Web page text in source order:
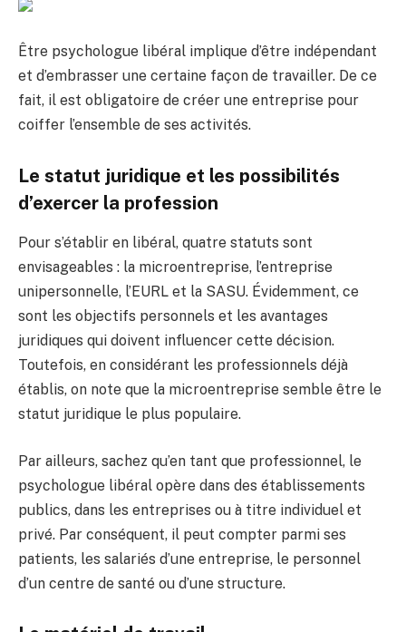
Être psychologue libéral implique d’être indépendant
et d’embrasser une certaine façon de travailler. De ce
fait, il est obligatoire de créer une entreprise pour
coiffer l’ensemble de ses activités.
Le statut juridique et les possibilités
d’exercer la profession
Pour s’établir en libéral, quatre statuts sont
envisageables : la microentreprise, l’entreprise
unipersonnelle, l’EURL et la SASU. Évidemment, ce
sont les objectifs personnels et les avantages
juridiques qui doivent influencer cette décision.
Toutefois, en considérant les professionnels déjà
établis, on note que la microentreprise semble être le
statut juridique le plus populaire.
Par ailleurs, sachez qu’en tant que professionnel, le
psychologue libéral opère dans des établissements
publics, dans les entreprises ou à titre individuel et
privé. Par conséquent, il peut compter parmi ses
patients, les salariés d’une entreprise, le personnel
d’un centre de santé ou d’une structure.